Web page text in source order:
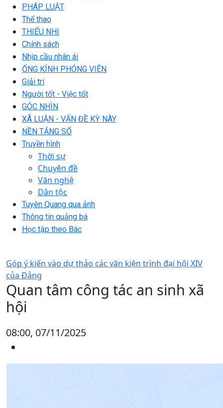
PHÁP LUẬT
Thể thao
THIẾU NHI
Chính sách
Nhịp cầu nhân ái
ỐNG KÍNH PHÓNG VIÊN
Giải trí
Người tốt - Việc tốt
GÓC NHÌN
XÃ LUẬN - VẤN ĐỀ KỲ NÀY
NỀN TẢNG SỐ
Truyền hình
Thời sự
Chuyên đề
Văn nghệ
Dân tộc
Tuyên Quang qua ảnh
Thông tin quảng bá
Học tập theo Bác
Góp ý kiến vào dự thảo các văn kiện trình đại hội XIV
của Đảng
Quan tâm công tác an sinh xã
hội
08:00, 07/11/2025